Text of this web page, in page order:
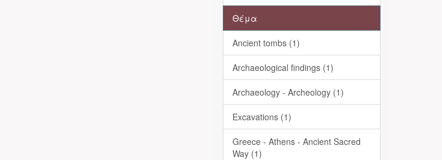
Θέμα
Ancient tombs (1)
Archaeological findings (1)
Archaeology - Archeology (1)
Excavations (1)
Greece - Athens - Ancient Sacred
Way (1)